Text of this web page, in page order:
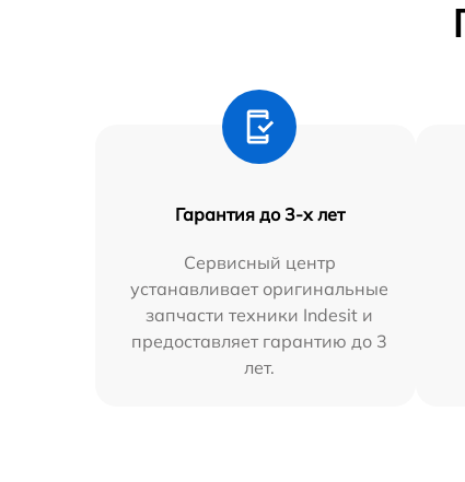
Гарантия до 3-х лет
Сервисный центр
устанавливает оригинальные
запчасти техники Indesit и
предоставляет гарантию до 3
лет.